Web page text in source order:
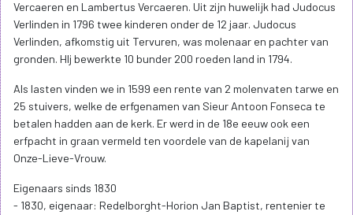
Vercaeren en Lambertus Vercaeren. Uit zijn huwelijk had Judocus
Verlinden in 1796 twee kinderen onder de 12 jaar. Judocus
Verlinden, afkomstig uit Tervuren, was molenaar en pachter van
gronden. HIj bewerkte 10 bunder 200 roeden land in 1794.
Als lasten vinden we in 1599 een rente van 2 molenvaten tarwe en
25 stuivers, welke de erfgenamen van Sieur Antoon Fonseca te
betalen hadden aan de kerk. Er werd in de 18e eeuw ook een
erfpacht in graan vermeld ten voordele van de kapelanij van
Onze-Lieve-Vrouw.
Eigenaars sinds 1830
- 1830, eigenaar: Redelborght-Horion Jan Baptist, rentenier te